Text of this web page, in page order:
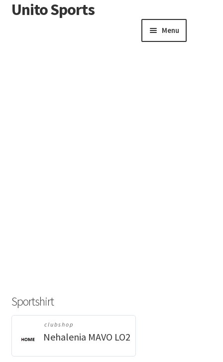
Unito Sports
Menu
Sportshirt
clubshop
Nehalenia MAVO LO2